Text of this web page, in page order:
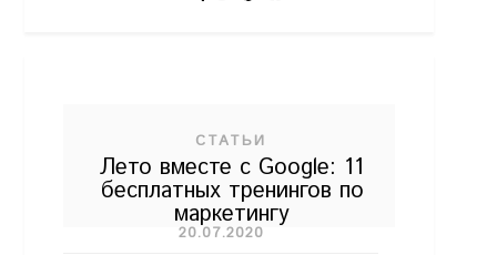
СТАТЬИ
Лето вместе с Google: 11
бесплатных тренингов по
маркетингу
20.07.2020